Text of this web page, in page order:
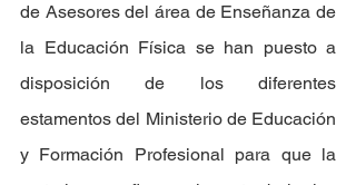
de Asesores del área de Enseñanza de
la Educación Física se han puesto a
disposición de los diferentes
estamentos del Ministerio de Educación
y Formación Profesional para que la